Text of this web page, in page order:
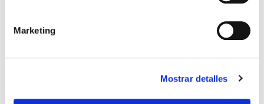
Marketing
Mostrar detalles
Stock:-
16,14€
Stock:-